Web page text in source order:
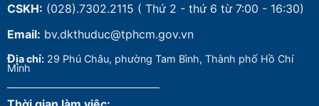
CSKH: (028).7302.2115 ( Thứ 2 - thứ 6 từ 7:00 - 16:30)
Email: bv.dkthuduc@tphcm.gov.vn
Địa chỉ: 29 Phú Châu, phường Tam Bình, Thành phố Hồ Chí
Minh